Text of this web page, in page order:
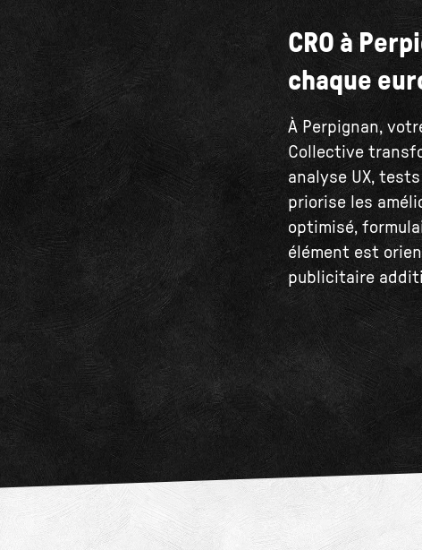
CRO à
chaque
À Perpignan,
Collective
analyse UX,
priorise les
optimisé,
élément est
publicitaire